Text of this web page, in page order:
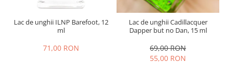
Lac de unghii ILNP Barefoot, 12
ml
71,00 RON
Lac de unghii Cadillacquer
Dapper but no Dan, 15 ml
69,00 RON
55,00 RON